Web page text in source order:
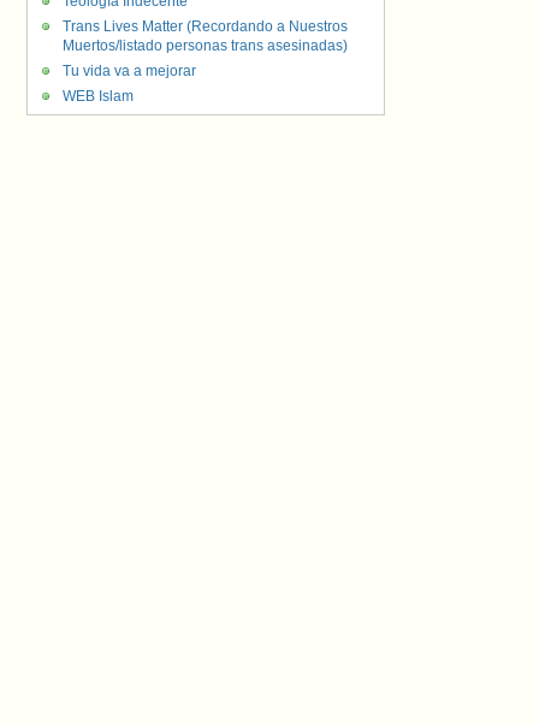
Trans Lives Matter (Recordando a Nuestros
Muertos/listado personas trans asesinadas)
Tu vida va a mejorar
WEB Islam